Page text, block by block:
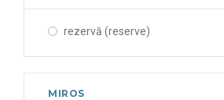
rezervă (reserve)
MIROS